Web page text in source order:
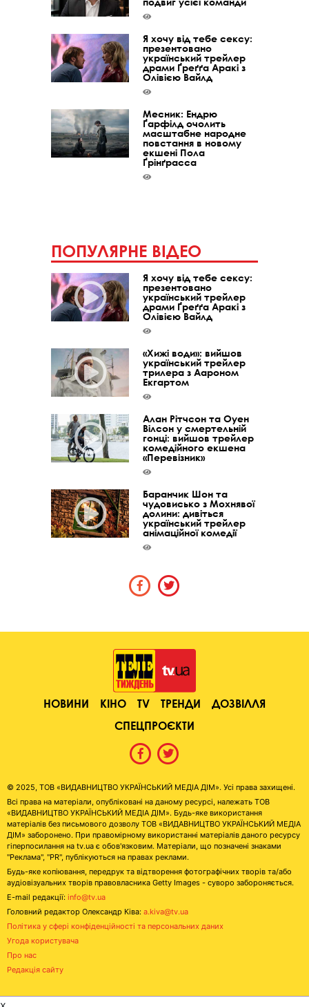
Я хочу від тебе сексу:
презентовано
український трейлер
драми Ґреґґа Аракі з
Олівією Вайлд
Месник: Ендрю
Ґарфілд очолить
масштабне народне
повстання в новому
екшені Пола
Ґрінґрасса
ПОПУЛЯРНЕ ВІДЕО
Я хочу від тебе сексу:
презентовано
український трейлер
драми Ґреґґа Аракі з
Олівією Вайлд
«Хижі води»: вийшов
український трейлер
трилера з Аароном
Екгартом
Алан Рітчсон та Оуен
Вілсон у смертельній
гонці: вийшов трейлер
комедійного екшена
«Перевізник»
Баранчик Шон та
чудовисько з Мохнявої
долини: дивіться
український трейлер
анімаційної комедії
НОВИНИ КІНО TV ТРЕНДИ
ДОЗВІЛЛЯ
СПЕЦПРОЄКТИ
© 2025, ТОВ «ВИДАВНИЦТВО УКРАЇНСЬКИЙ МЕДІА ДІМ». Усі права захищені.
Всі права на матеріали, опубліковані на даному ресурсі, належать ТОВ
«ВИДАВНИЦТВО УКРАЇНСЬКИЙ МЕДІА ДІМ». Будь-яке використання
матеріалів без письмового дозволу ТОВ «ВИДАВНИЦТВО УКРАЇНСЬКИЙ МЕДІА
ДІМ» заборонено. При правомірному використанні матеріалів даного ресурсу
гіперпосилання на tv.ua є обов'язковим. Матеріали, що позначені знаками
"Реклама", "PR", публікуються на правах реклами.
Будь-яке копіювання, передрук та відтворення фотографічних творів та/або
аудіовізуальних творів правовласника Getty Images - суворо забороняється.
E-mail редакції: info@tv.ua
Головний редактор Олександр Ківа: a.kiva@tv.ua
Політика у сфері конфіденційності та персональних даних
Угода користувача
Про нас
Редакція сайту